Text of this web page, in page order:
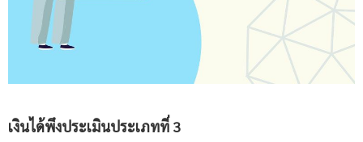
เงินได้พึงประเมินประเภทที่ 3